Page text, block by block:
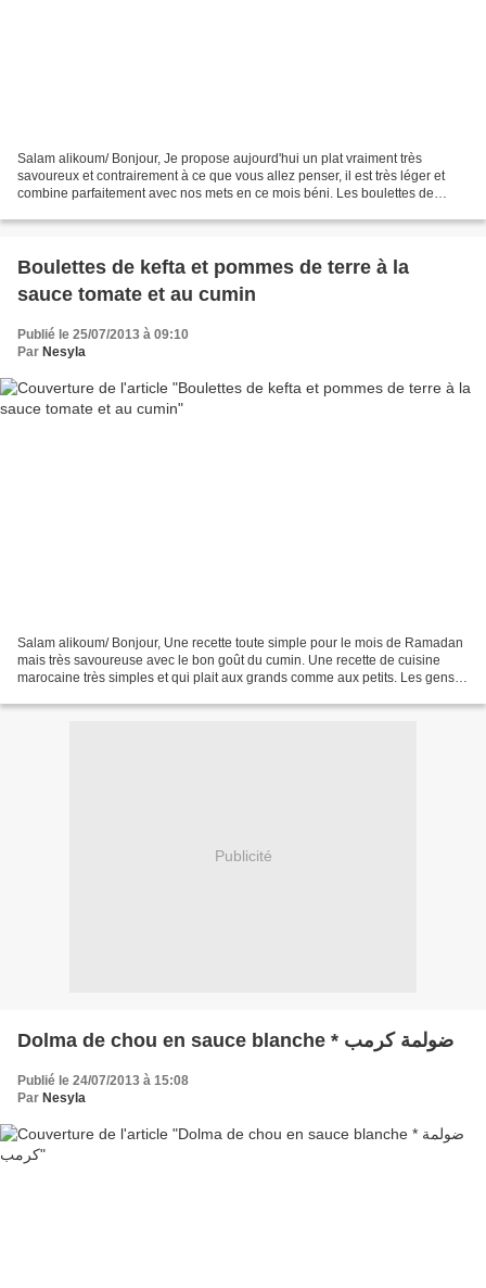
Salam alikoum/ Bonjour, Je propose aujourd'hui un plat vraiment très
savoureux et contrairement à ce que vous allez penser, il est très léger et
combine parfaitement avec nos mets en ce mois béni. Les boulettes de
Boulettes de kefta et pommes de terre à la
sauce tomate et au cumin
Publié le 25/07/2013 à 09:10
Par Nesyla
Salam alikoum/ Bonjour, Une recette toute simple pour le mois de Ramadan
mais très savoureuse avec le bon goût du cumin. Une recette de cuisine
marocaine très simples et qui plait aux grands comme aux petits. Les gens
Publicité
Dolma de chou en sauce blanche * ضولمة كرمب
Publié le 24/07/2013 à 15:08
Par Nesyla